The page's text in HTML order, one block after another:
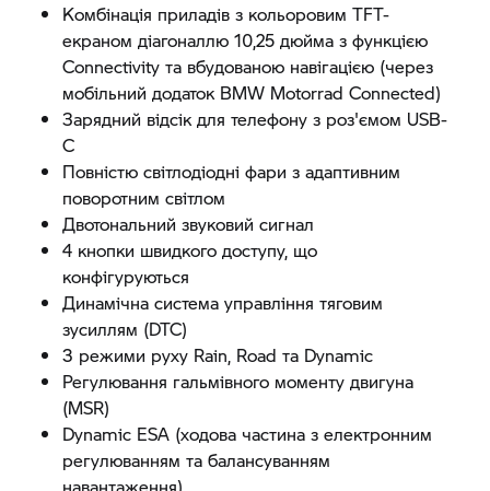
Комбінація приладів з кольоровим TFT-
екраном діагоналлю 10,25 дюйма з функцією
Connectivity та вбудованою навігацією (через
мобільний додаток BMW Motorrad Connected)
Зарядний відсік для телефону з роз'ємом USB-
C
Повністю світлодіодні фари з адаптивним
поворотним світлом
Двотональний звуковий сигнал
4 кнопки швидкого доступу, що
конфігуруються
Динамічна система управління тяговим
зусиллям (DTC)
3 режими руху Rain, Road та Dynamic
Регулювання гальмівного моменту двигуна
(MSR)
Dynamic ESA (ходова частина з електронним
регулюванням та балансуванням